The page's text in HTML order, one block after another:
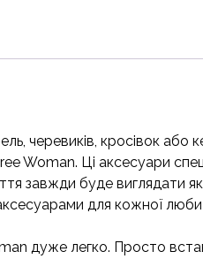
черевиків, кросівок або
Woman. Ці аксесуари
завжди буде виглядати
для кожної
дуже легко. Просто